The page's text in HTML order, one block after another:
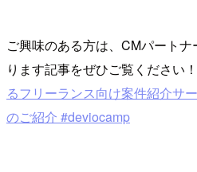
ご興味のある方は、CMパート
ります記事をぜひご覧ください
るフリーランス向け案件紹介サ
のご紹介 #deviocamp